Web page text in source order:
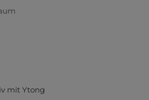
mit Ytong